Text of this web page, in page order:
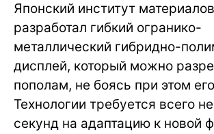
Японский институт
разработал гибкий огранико-
металлический гибридно-
дисплей, который можно
пополам, не боясь при этом
Технологии требуется всего
секунд на адаптацию к новой